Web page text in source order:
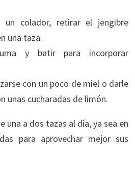
un colador, retirar el jengibre
una taza.
y batir para incorporar
con un poco de miel o darle
unas cucharadas de limón.
una a dos tazas al día, ya sea en
para aprovechar mejor sus